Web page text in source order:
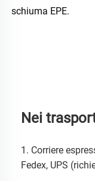
schiuma EPE.
Nei
1. Corriere
Fedex, UPS